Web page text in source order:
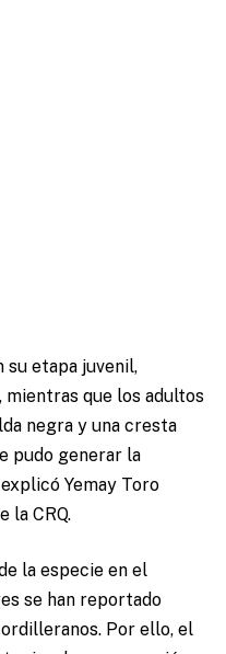
su etapa juvenil,
que los adultos
negra y una cresta
pudo generar la
Yemay Toro
la CRQ.
la especie en el
se han reportado
Por ello, el